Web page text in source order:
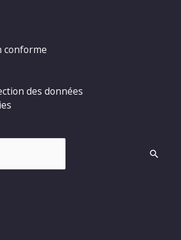
conforme
des données